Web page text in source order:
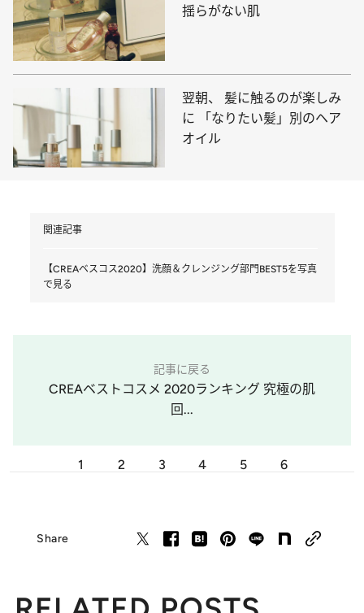
揺らがない肌
翌朝、 髪に触るのが楽しみ
に 「なりたい髪」別のヘア
オイル
関連記事
【CREAベスコス2020】洗顔＆クレンジング部門BEST5を写真
で見る
記事に戻る
CREAベストコスメ 2020ランキング 究極の肌
回...
1 2 3 4 5 6
Share